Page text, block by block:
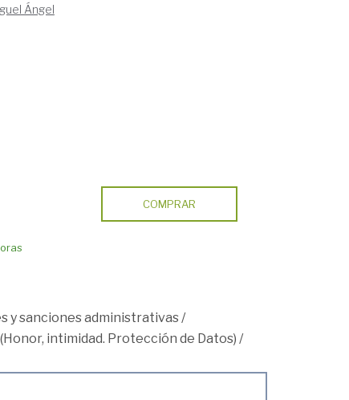
Ángel
COMPRAR
y sanciones administrativas/
intimidad. Protección de Datos) /